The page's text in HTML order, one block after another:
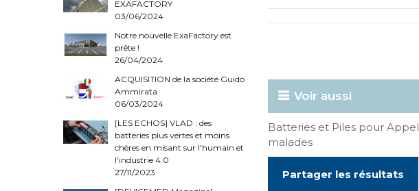
EXAFACTORY
03/06/2024
Notre nouvelle ExaFactory est
prête !
26/04/2024
ACQUISITION de la société Guido
Ammirata
06/03/2024
[LES ECHOS] VLAD : des
batteries plus vertes et moins
chères en misant sur l'humain et
l'industrie 4.0
27/11/2023
Voir aussi
Batteries et Piles pour Appel
malades
Partager les résultats